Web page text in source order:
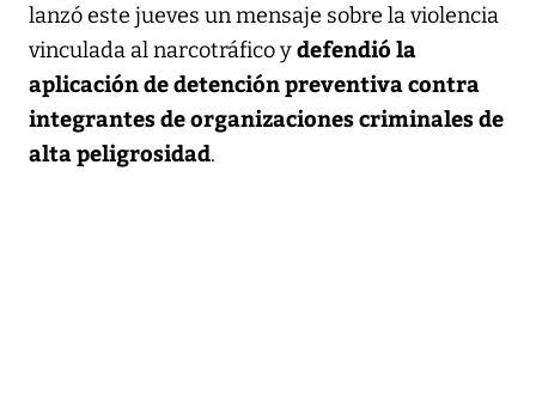
lanzó este jueves un mensaje sobre la violencia
vinculada al narcotráfico ydefendió la
aplicación de detención preventiva contra
integrantes de organizaciones criminales de
alta peligrosidad.